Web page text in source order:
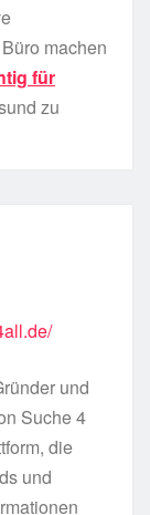
machen
für
zu
und
Suche 4
die
und